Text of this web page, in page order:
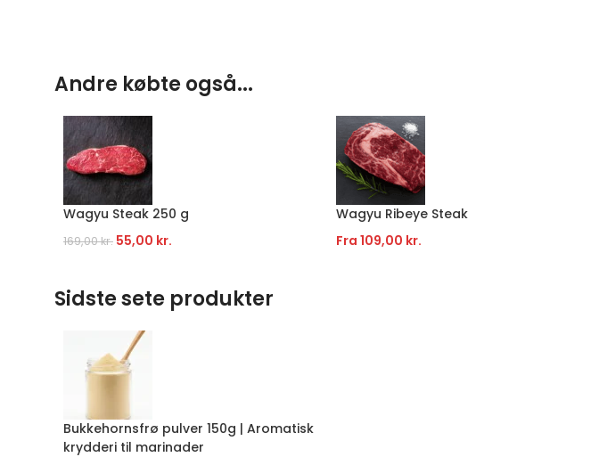
Andre købte også...
Wagyu Steak 250 g
169,00kr. 55,00 kr.
Wagyu Ribeye Steak
Fra 109,00 kr.
Sidste sete produkter
Bukkehornsfrø pulver 150g | Aromatisk
krydderi til marinader